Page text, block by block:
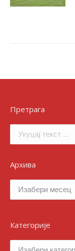
Претрага
Архива
Категорије